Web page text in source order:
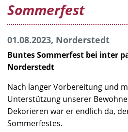
Sommerfest
01.08.2023, Norderstedt
Buntes Sommerfest bei inter
Norderstedt
Nach langer Vorbereitung und
Unterstützung unserer
Dekorieren war er endlich da,
Sommerfestes.